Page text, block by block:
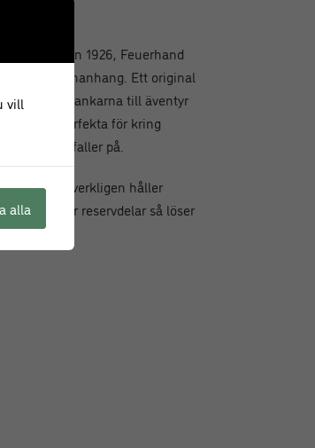
sedan 1926, Feuerhand
friluftssammanhang. Ett original
och drar tankarna till äventyr
som är perfekta för kring
mörkret faller på.
som verkligen håller
du söker reservdelar så löser
vill
alla